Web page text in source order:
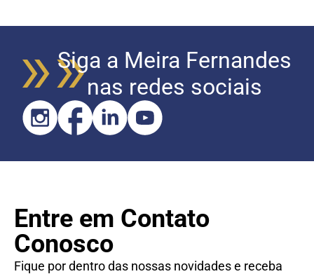
Siga a Meira Fernandes
nas redes sociais
Entre em Contato
Conosco
Fique por dentro das nossas novidades e receba